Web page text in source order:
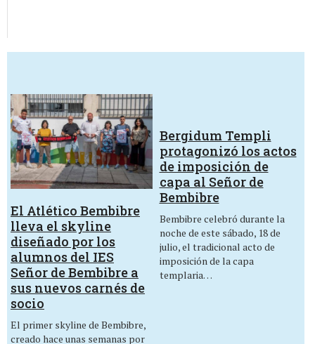
El Atlético Bembibre
lleva el skyline
diseñado por los
alumnos del IES
Señor de Bembibre a
sus nuevos carnés de
socio
El primer skyline de Bembibre,
creado hace unas semanas por
Bergidum Templi
protagonizó los actos
de imposición de
capa al Señor de
Bembibre
Bembibre celebró durante la
noche de este sábado, 18 de
julio, el tradicional acto de
imposición de la capa
templaria…